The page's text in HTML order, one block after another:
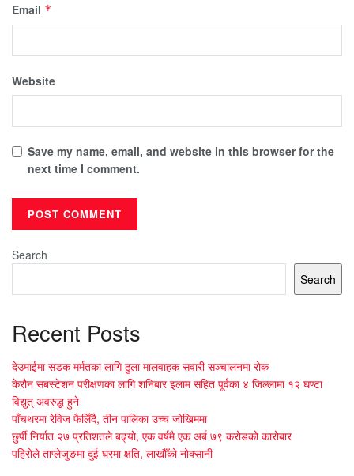
Email *
Website
Save my name, email, and website in this browser for the
next time I comment.
Search
Search
Recent Posts
देउमाईमा सडक मर्मतका लागि ठुला मालवाहक सवारी सञ्चालनमा रोक
केरौन सबस्टेशन परीक्षणका लागि शनिबार इलाम सहित पूर्वका ४ जिल्लामा १२ घण्टा
विद्युत् अवरुद्ध हुने
पाँचथरमा रेविज फैलिँदै, तीन पालिका उच्च जोखिममा
छुर्पी निर्यात २७ प्रतिशतले बढ्यो, एक वर्षमै एक अर्ब ७९ करोडको कारोबार
पहिरोले ताप्लेजुङमा दुई घरमा क्षति, लाखौँको नोक्सानी